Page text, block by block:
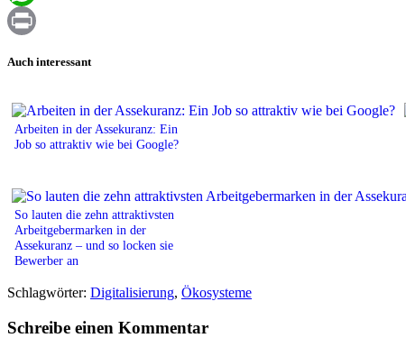
WhatsApp
Auch interessant
Arbeiten in der Assekuranz: Ein
Job so attraktiv wie bei Google?
So lauten die zehn attraktivsten
Arbeitgebermarken in der
Assekuranz – und so locken sie
Bewerber an
Schlagwörter: Digitalisierung, Ökosysteme
Schreibe einen Kommentar